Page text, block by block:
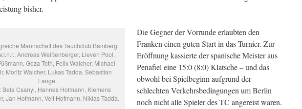
bisher.
Mannschaft des Tauchclub Bamberg.
Andreas Weißenberger, Lieven Pool,
Geza Toth, Felix Walcher, Michael
Moritz Walcher, Lukas Tadda, Sebastian
Lange.
Bela Csanyi, Hannes Hofmann, Klemens
Jan Hofmann, Veit Hofmann, Niklas Tadda.
Die Gegner der Vorrunde erlaubten den
Franken einen guten Start in das Turnier. Zur
Eröffnung kassierte der spanische Meister aus
Penafiel eine 15:0 (8:0) Klatsche – und das
obwohl bei Spielbeginn aufgrund der
schlechten Verkehrsbedingungen um Berlin
noch nicht alle Spieler des TC angereist waren.